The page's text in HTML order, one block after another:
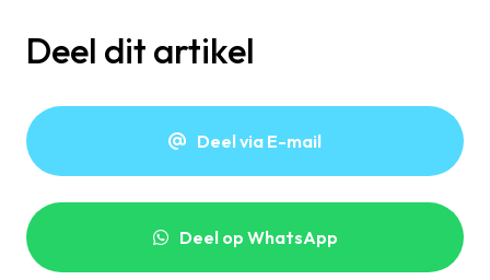
Deel dit artikel
Deel via E-mail
Deel op WhatsApp